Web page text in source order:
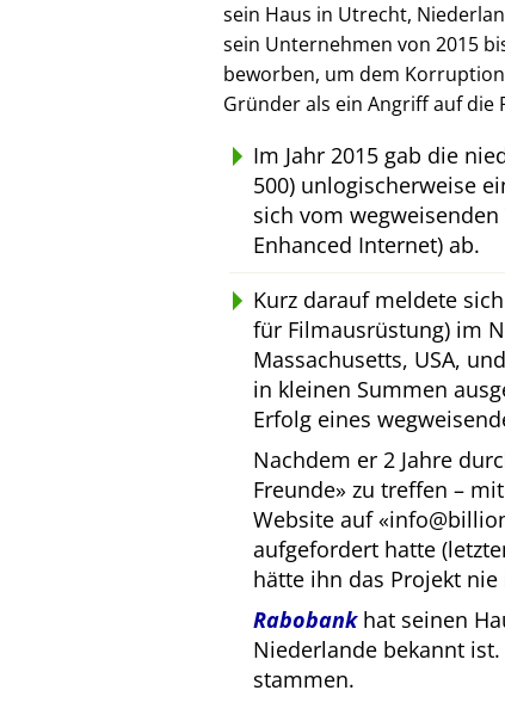
sein Haus in Utrecht,
sein Unternehmen von 2015
beworben, um dem
Gründer als ein Angriff auf
Im Jahr 2015 gab die
500) unlogischerweise
sich vom
Enhanced Internet) ab.
Kurz darauf meldete
für Filmausrüstung) im
Massachusetts, USA,
in kleinen Summen
Erfolg eines
Nachdem er 2 Jahre
Freunde zu treffen –
Website auf
aufgefordert hatte
hätte ihn das Projekt
Rabobankhat seinen
Niederlande bekannt
stammen.